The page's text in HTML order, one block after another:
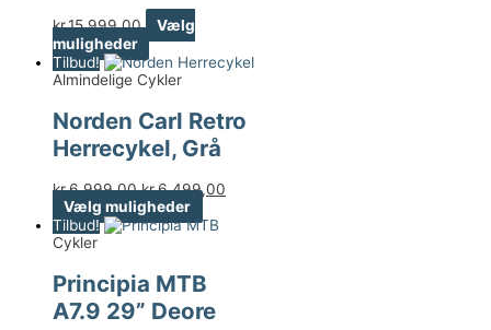
kr.15.999,00
Vælg
muligheder
Tilbud!
Almindelige Cykler
Norden Carl Retro
Herrecykel, Grå
kr.6.999,00 kr.6.499,00
Vælg muligheder
Tilbud!
Cykler
Principia MTB
A7.9 29” Deore